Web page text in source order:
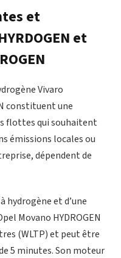
et
et
Vivaro
constituent une
flottes qui souhaitent
émissions locales ou
dépendent de
hydrogène et d’une
Movano HYDROGEN
(WLTP) et peut être
5 minutes. Son moteur